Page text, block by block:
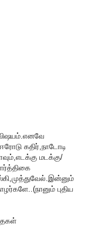
கதிர்,நாடோடி
மடக்கு/
புதிய